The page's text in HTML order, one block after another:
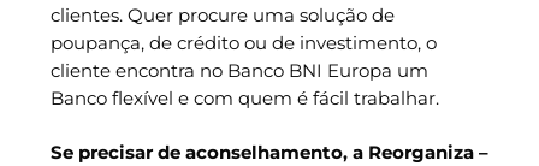
clientes. Quer procure uma solução de
poupança, de crédito ou de investimento, o
cliente encontra no Banco BNI Europa um
Banco flexível e com quem é fácil trabalhar.
Se precisar de aconselhamento, a Reorganiza –